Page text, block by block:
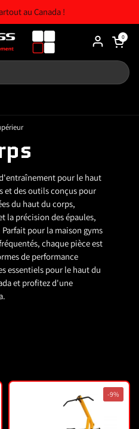
au Canada !
Chariot
0
pour le haut
et des outils conçus pour
du haut du corps,
la précision des épaules,
pour la maison gyms
chaque pièce est
de performance
essentiels pour le haut du
et profitez d'une
-9%